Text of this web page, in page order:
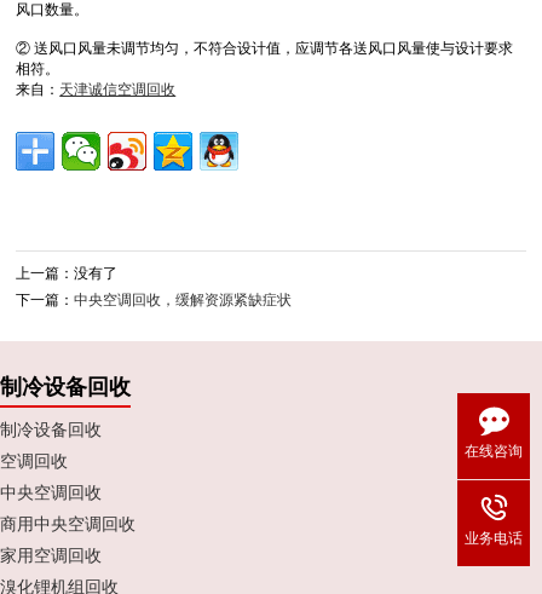
风口数量。
② 送风口风量未调节均匀，不符合设计值，应调节各送风口风量使与设计要求
相符。
来自： 天津诚信空调回收
上一篇：没有了
下一篇：中央空调回收，缓解资源紧缺症状
制冷设备回收
制冷设备回收
空调回收
中央空调回收
商用中央空调回收
家用空调回收
溴化锂机组回收
在线咨询
业务电话